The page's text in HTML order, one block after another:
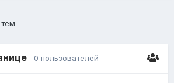
0 пользователей